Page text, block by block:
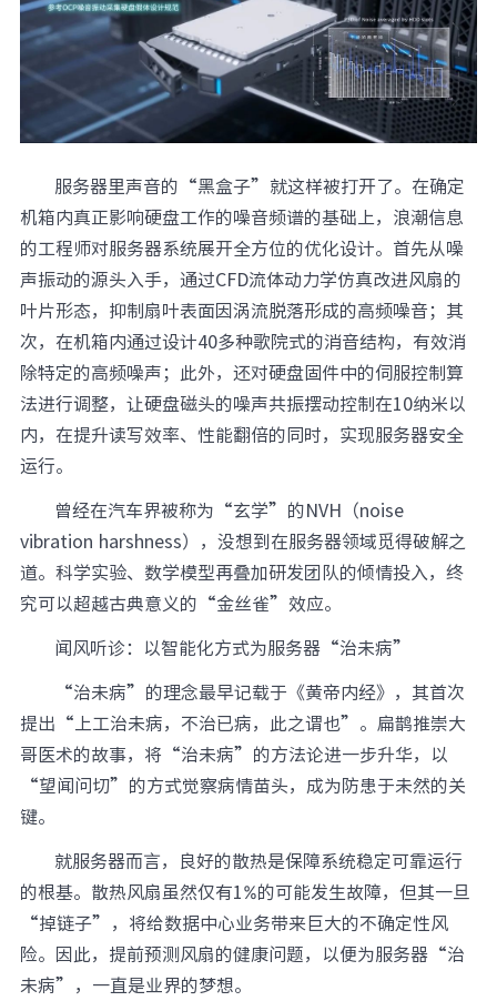
服务器里声音的“黑盒子”就这样被打开了。在确定
机箱内真正影响硬盘工作的噪音频谱的基础上，浪潮信息
的工程师对服务器系统展开全方位的优化设计。首先从噪
声振动的源头入手，通过CFD流体动力学仿真改进风扇的
叶片形态，抑制扇叶表面因涡流脱落形成的高频噪音；其
次，在机箱内通过设计40多种歌院式的消音结构，有效消
除特定的高频噪声；此外，还对硬盘固件中的伺服控制算
法进行调整，让硬盘磁头的噪声共振摆动控制在10纳米以
内，在提升读写效率、性能翻倍的同时，实现服务器安全
运行。
曾经在汽车界被称为“玄学”的NVH（noise
vibration harshness），没想到在服务器领域觅得破解之
道。科学实验、数学模型再叠加研发团队的倾情投入，终
究可以超越古典意义的“金丝雀”效应。
闻风听诊：以智能化方式为服务器“治未病”
“治未病”的理念最早记载于《黄帝内经》，其首次
提出“上工治未病，不治已病，此之谓也”。扁鹊推崇大
哥医术的故事，将“治未病”的方法论进一步升华，以
“望闻问切”的方式觉察病情苗头，成为防患于未然的关
键。
就服务器而言，良好的散热是保障系统稳定可靠运行
的根基。散热风扇虽然仅有1%的可能发生故障，但其一旦
“掉链子”，将给数据中心业务带来巨大的不确定性风
险。因此，提前预测风扇的健康问题，以便为服务器“治
未病”，一直是业界的梦想。